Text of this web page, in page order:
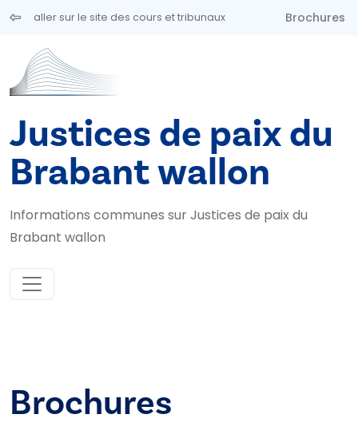
Aller au contenu principal
aller sur le site des cours et tribunaux Brochures
Justices de paix du
Brabant wallon
Informations communes sur Justices de paix du
Brabant wallon
Brochures